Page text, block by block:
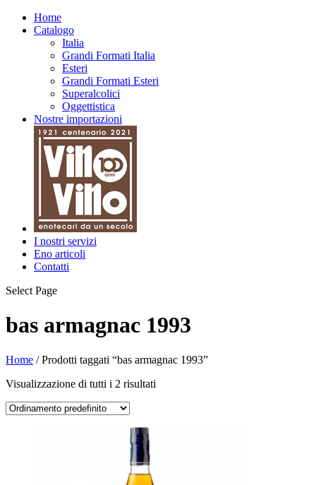
Home
Catalogo
Italia
Grandi Formati Italia
Esteri
Grandi Formati Esteri
Superalcolici
Oggettistica
Nostre importazioni
I nostri servizi
Eno articoli
Contatti
Select Page
bas armagnac 1993
Home / Prodotti taggati “bas armagnac 1993”
Visualizzazione di tutti i 2 risultati